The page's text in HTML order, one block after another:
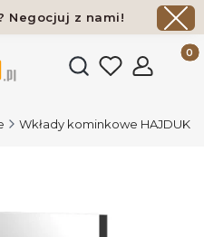
Negocjuj z nami!
już od 700 zł
Otwórz
Wkłady kominkowe HAJDUK